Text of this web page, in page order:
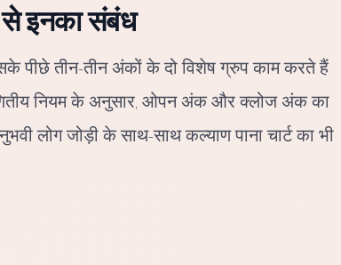
से इनका संबंध
पीछे तीन-तीन अंकों के दो विशेष ग्रुप काम करते हैं
नियम के अनुसार, ओपन अंक और क्लोज अंक का
लोग जोड़ी के साथ-साथ कल्याण पाना चार्ट का भी